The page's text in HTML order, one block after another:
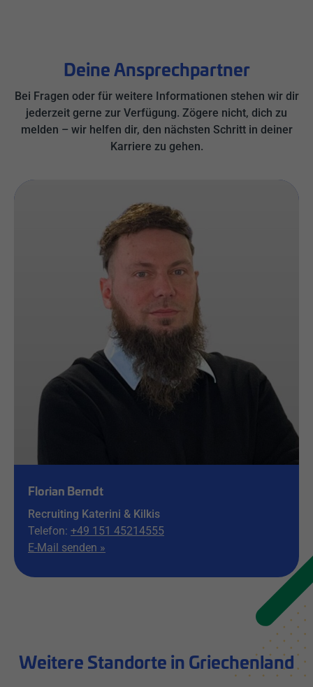
Deine Ansprechpartner
Bei Fragen oder für weitere Informationen stehen wir dir
jederzeit gerne zur Verfügung. Zögere nicht, dich zu
melden – wir helfen dir, den nächsten Schritt in deiner
Karriere zu gehen.
Florian Berndt
Recruiting Katerini & Kilkis
Telefon: +49 151 45214555
E-Mail senden »
Weitere Standorte in Griechenland